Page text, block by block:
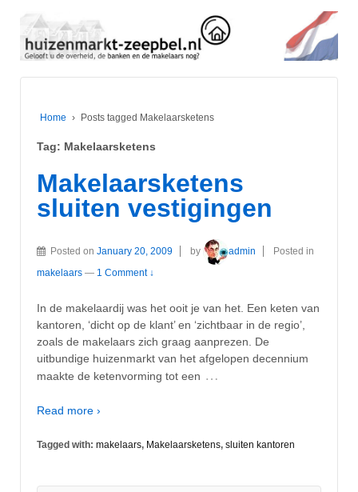
Home › Posts tagged Makelaarsketens
Tag: Makelaarsketens
Makelaarsketens
sluiten vestigingen
Posted on January 20, 2009 by admin
Posted in
makelaars — 1 Comment ↓
In de makelaardij was het ooit je van het. Een keten van
kantoren, ‘dicht op de klant’ en ‘zichtbaar in de regio’,
zoals de makelaars zich graag aanprezen. De
uitbundige huizenmarkt van het afgelopen decennium
maakte de ketenvorming tot een …
Read more ›
Tagged with: makelaars, Makelaarsketens, sluiten kantoren